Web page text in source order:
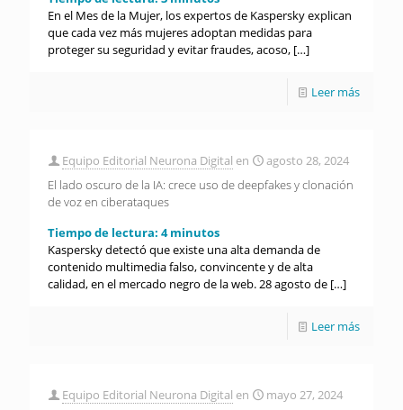
En el Mes de la Mujer, los expertos de Kaspersky explican
que cada vez más mujeres adoptan medidas para
proteger su seguridad y evitar fraudes, acoso, […]
Leer más
Equipo Editorial Neurona Digital en
agosto 28, 2024
El lado oscuro de la IA: crece uso de deepfakes y clonación
de voz en ciberataques
Tiempo de lectura: 4 minutos
Kaspersky detectó que existe una alta demanda de
contenido multimedia falso, convincente y de alta
calidad, en el mercado negro de la web. 28 agosto de […]
Leer más
Equipo Editorial Neurona Digital en
mayo 27, 2024